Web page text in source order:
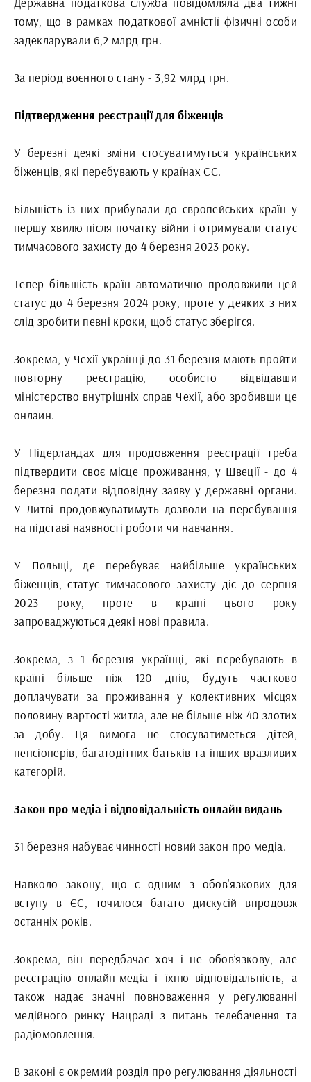
тому, що в рамках податкової амністії фізичні особи
задекларували 6,2 млрд грн.
За період воєнного стану - 3,92 млрд грн.
Підтвердження реєстрації для біженців
У березні деякі зміни стосуватимуться українських
біженців, які перебувають у країнах ЄС.
Більшість із них прибували до європейських країн у
першу хвилю після початку війни і отримували статус
тимчасового захисту до 4 березня 2023 року.
Тепер більшість країн автоматично продовжили цей
статус до 4 березня 2024 року, проте у деяких з них
слід зробити певні кроки, щоб статус зберігся.
Зокрема, у Чехії українці до 31 березня мають пройти
повторну реєстрацію, особисто відвідавши
міністерство внутрішніх справ Чехії, або зробивши це
онлаин.
У Нідерландах для продовження реєстрації треба
підтвердити своє місце проживання, у Швеції - до 4
березня подати відповідну заяву у державні органи.
У Литві продовжуватимуть дозволи на перебування
на підставі наявності роботи чи навчання.
У Польщі, де перебуває найбільше українських
біженців, статус тимчасового захисту діє до серпня
2023 року, проте в країні цього року
запроваджуються деякі нові правила.
Зокрема, з 1 березня українці, які перебувають в
країні більше ніж 120 днів, будуть частково
доплачувати за проживання у колективних місцях
половину вартості житла, але не більше ніж 40 злотих
за добу. Ця вимога не стосуватиметься дітей,
пенсіонерів, багатодітних батьків та інших вразливих
категорій.
Закон про медіа і відповідальність онлайн видань
31 березня набуває чинності новий закон про медіа.
Навколо закону, що є одним з обов'язкових для
вступу в ЄС, точилося багато дискусій впродовж
останніх років.
Зокрема, він передбачає хоч і не обов’язкову, але
реєстрацію онлайн-медіа і їхню відповідальність, а
також надає значні повноваження у регулюванні
медійного ринку Нацраді з питань телебачення та
радіомовлення.
В законі є окремий розділ про регулювання діяльності